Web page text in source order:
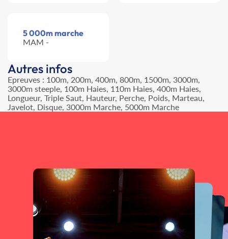
5 000m marche
MAM -
Autres infos
Epreuves : 100m, 200m, 400m, 800m, 1500m, 3000m,
3000m steeple, 100m Haies, 110m Haies, 400m Haies,
Longueur, Triple Saut, Hauteur, Perche, Poids, Marteau,
Javelot, Disque, 3000m Marche, 5000m Marche